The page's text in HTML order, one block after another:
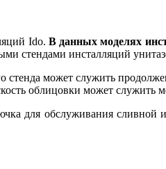
Ido. В данных моделях
стендами инсталляций
стенда может служить
облицовки может служить
для обслуживания